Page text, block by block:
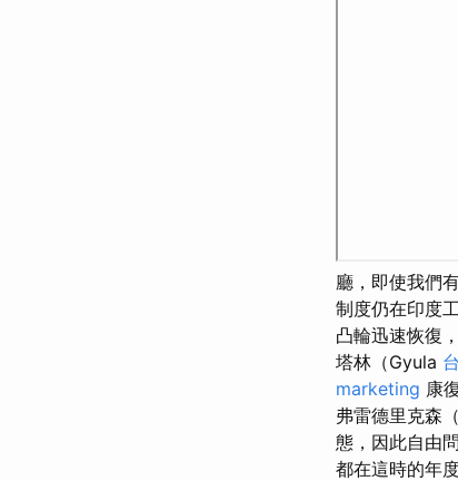
廳，即使我們
制度仍在印度
凸輪迅速恢復
塔林（Gyula
marketing 康
弗雷德里克森
態，因此自由
都在這時的年